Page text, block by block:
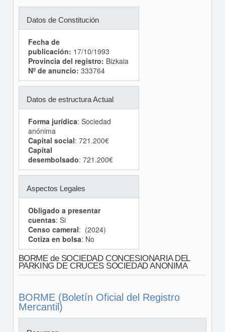
Datos de Constitución
Fecha de
publicación: 17/10/1993
Provincia del registro: Bizkaia
Nº de anuncio: 333764
Datos de estructura Actual
Forma jurídica: Sociedad
anónima
Capital social: 721.200€
Capital
desembolsado: 721.200€
Aspectos Legales
Obligado a presentar
cuentas: Si
Censo cameral: (2024)
Cotiza en bolsa: No
BORME de SOCIEDAD CONCESIONARIA DEL
PARKING DE CRUCES SOCIEDAD ANONIMA
BORME (Boletín Oficial del Registro
Mercantil)